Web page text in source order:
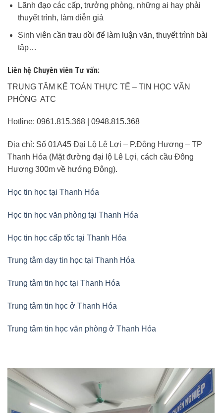
Lãnh đạo các cấp, trưởng phòng, những ai hay phải
thuyết trình, làm diễn giả
Sinh viên cần trau dồi để làm luận văn, thuyết trình bài
tập…
Liên hệ Chuyên viên Tư vấn:
TRUNG TÂM KẾ TOÁN THỰC TẾ – TIN HỌC VĂN
PHÒNG ATC
Hotline: 0961.815.368 | 0948.815.368
Địa chỉ: Số 01A45 Đại Lộ Lê Lợi – P.Đông Hương – TP
Thanh Hóa (Mặt đường đại lộ Lê Lợi, cách cầu Đông
Hương 300m về hướng Đông).
Học tin học tại Thanh Hóa
Học tin học văn phòng tại Thanh Hóa
Học tin học cấp tốc tại Thanh Hóa
Trung tâm dạy tin học tại Thanh Hóa
Trung tâm tin học tại Thanh Hóa
Trung tâm tin học ở Thanh Hóa
Trung tâm tin học văn phòng ở Thanh Hóa